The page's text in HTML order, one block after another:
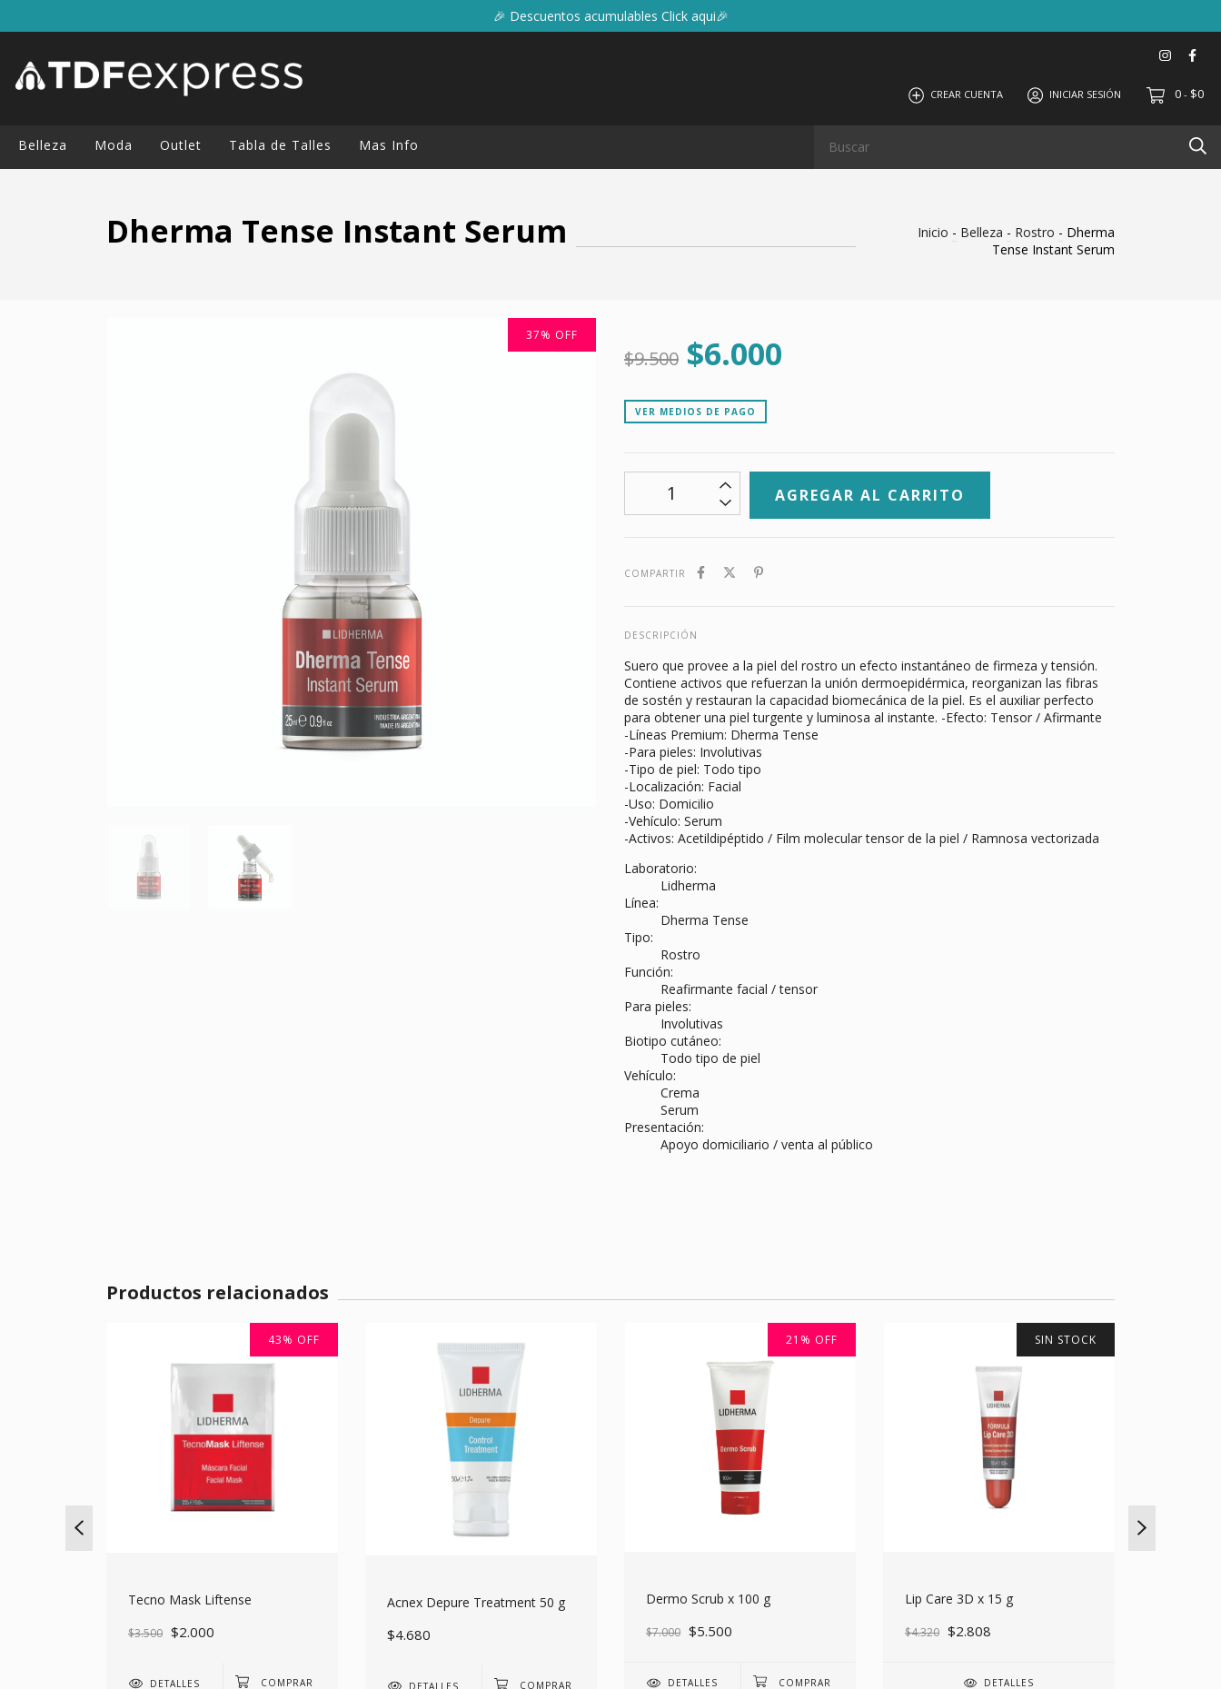
🎉 Descuentos acumulables Click aqui🎉
CREAR CUENTA INICIAR SESIÓN 0 - $0
Belleza Moda Outlet Tabla de Talles Mas Info
Dherma Tense Instant Serum Inicio - Belleza - Rostro - Dherma
Tense Instant Serum
37% OFF
$9.500 $6.000
VER MEDIOS DE PAGO
COMPARTIR
DESCRIPCIÓN
Suero que provee a la piel del rostro un efecto instantáneo de firmeza y tensión.
Contiene activos que refuerzan la unión dermoepidérmica, reorganizan las fibras
de sostén y restauran la capacidad biomecánica de la piel. Es el auxiliar perfecto
para obtener una piel turgente y luminosa al instante. -Efecto: Tensor / Afirmante
-Líneas Premium: Dherma Tense
-Para pieles: Involutivas
-Tipo de piel: Todo tipo
-Localización: Facial
-Uso: Domicilio
-Vehículo: Serum
-Activos: Acetildipéptido / Film molecular tensor de la piel / Ramnosa vectorizada
Laboratorio:
Lidherma
Línea:
Dherma Tense
Tipo:
Rostro
Función:
Reafirmante facial / tensor
Para pieles:
Involutivas
Biotipo cutáneo:
Todo tipo de piel
Vehículo:
Crema
Serum
Presentación:
Apoyo domiciliario / venta al público
Productos relacionados
43% OFF
Tecno Mask Liftense
$3.500 $2.000
DETALLES
Acnex Depure Treatment 50 g
$4.680
DETALLES
21 % OFF
Dermo Scrub x 100 g
$7.000 $5.500
DETALLES
SIN STOCK
Lip Care 3D x 15 g
$4.320 $2.808
DETALLES